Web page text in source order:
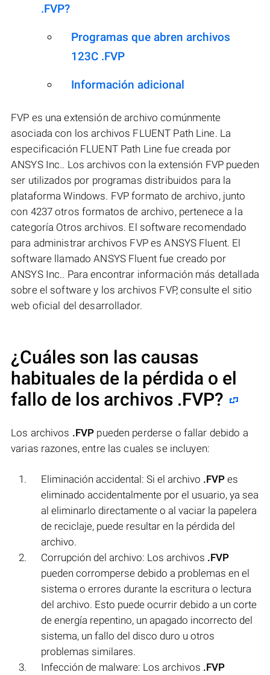
.FVP?
Programas que abren archivos
123C .FVP
Información adicional
FVP es una extensión de archivo comúnmente
asociada con los archivos FLUENT Path Line. La
especificación FLUENT Path Line fue creada por
ANSYS Inc.. Los archivos con la extensión FVP pueden
ser utilizados por programas distribuidos para la
plataforma Windows. FVP formato de archivo, junto
con 4237 otros formatos de archivo, pertenece a la
categoría Otros archivos. El software recomendado
para administrar archivos FVP es ANSYS Fluent. El
software llamado ANSYS Fluent fue creado por
ANSYS Inc.. Para encontrar información más detallada
sobre el software y los archivos FVP, consulte el sitio
web oficial del desarrollador.
¿Cuáles son las causas
habituales de la pérdida o el
fallo de los archivos .FVP?
Los archivos .FVP pueden perderse o fallar debido a
varias razones, entre las cuales se incluyen:
Eliminación accidental: Si el archivo .FVP es
eliminado accidentalmente por el usuario, ya sea
al eliminarlo directamente o al vaciar la papelera
de reciclaje, puede resultar en la pérdida del
archivo.
Corrupción del archivo: Los archivos .FVP
pueden corromperse debido a problemas en el
sistema o errores durante la escritura o lectura
del archivo. Esto puede ocurrir debido a un corte
de energía repentino, un apagado incorrecto del
sistema, un fallo del disco duro u otros
problemas similares.
Infección de malware: Los archivos .FVP